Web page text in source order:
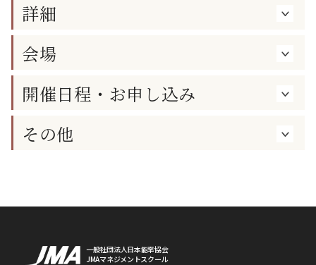
詳細
会場
開催日程・お申し込み
その他
一般社団法人日本能率協会
JMAマネジメントスクール